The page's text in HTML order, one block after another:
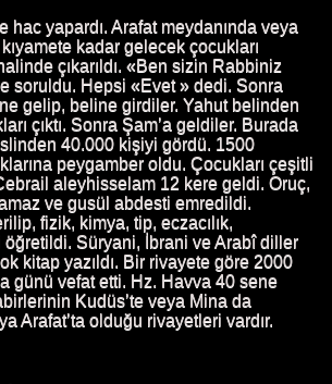
hac yapardı. Arafat meydanında veya
kadar gelecek çocukları
çıkarıldı. «Ben sizin Rabbiniz
soruldu. Hepsi «Evet » dedi. Sonra
gelip, beline girdiler. Yahut belinden
çıktı. Sonra Şam’a geldiler. Burada
40.000 kişiyi gördü. 1500
peygamber oldu. Çocukları çeşitli
aleyhisselam 12 kere geldi. Oruç,
ve gusül abdesti emredildi.
fizik, kimya, tip, eczacılık,
Süryani, İbrani ve Arabî diller
kitap yazıldı. Bir rivayete göre 2000
günü vefat etti. Hz. Havva 40 sene
Kudüs’te veya Mina da
Arafat’ta olduğu rivayetleri vardır.